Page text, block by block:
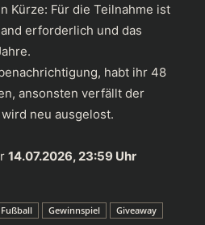
Kürze: Für die Teilnahme ist
erforderlich und das
habt ihr 48
ansonsten verfällt der
neu ausgelost.
14.07.2026, 23:59 Uhr
Fußball Gewinnspiel
Giveaway